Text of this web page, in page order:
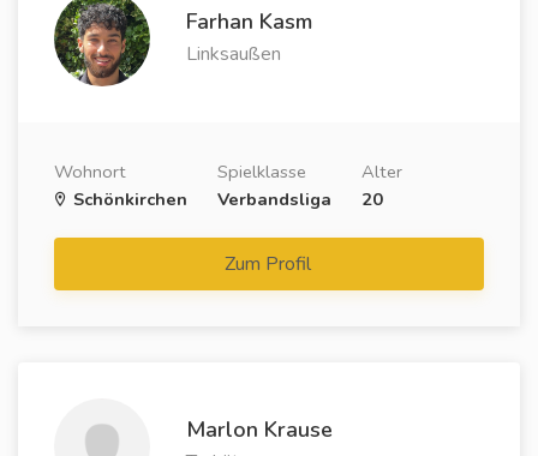
Farhan Kasm
Linksaußen
Wohnort
Schönkirchen
Spielklasse
Verbandsliga
Alter
20
Zum Profil
Marlon Krause